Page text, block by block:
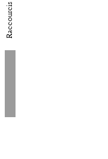
Raccourcis